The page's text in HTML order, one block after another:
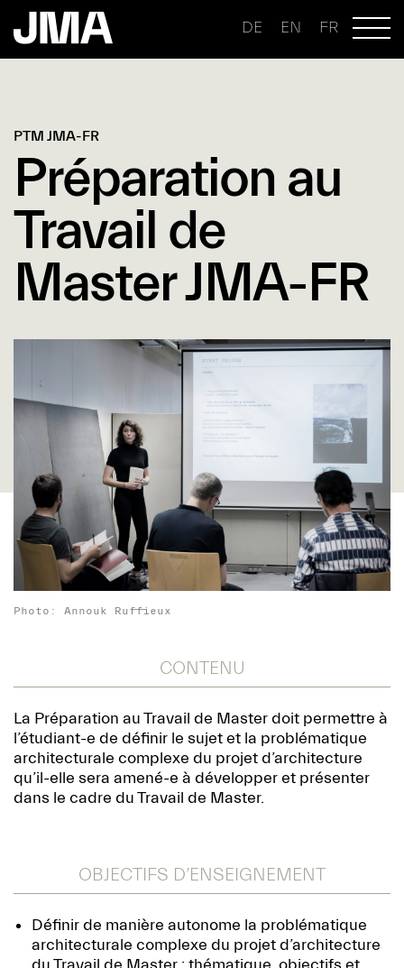
DE EN FR
PTM JMA-FR
Préparation au
Travail de
Master JMA-FR
Photo: Annouk Ruffieux
CONTENU
La Préparation au Travail de Master doit permettre à
l’étudiant-e de définir le sujet et la problématique
architecturale complexe du projet d’architecture
qu’il-elle sera amené-e à développer et présenter
dans le cadre du Travail de Master.
OBJECTIFS D’ENSEIGNEMENT
Définir de manière autonome la problématique
architecturale complexe du projet d’architecture